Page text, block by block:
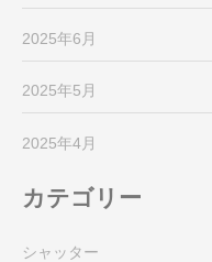
2025年6月
2025年5月
2025年4月
カテゴリー
シャッター